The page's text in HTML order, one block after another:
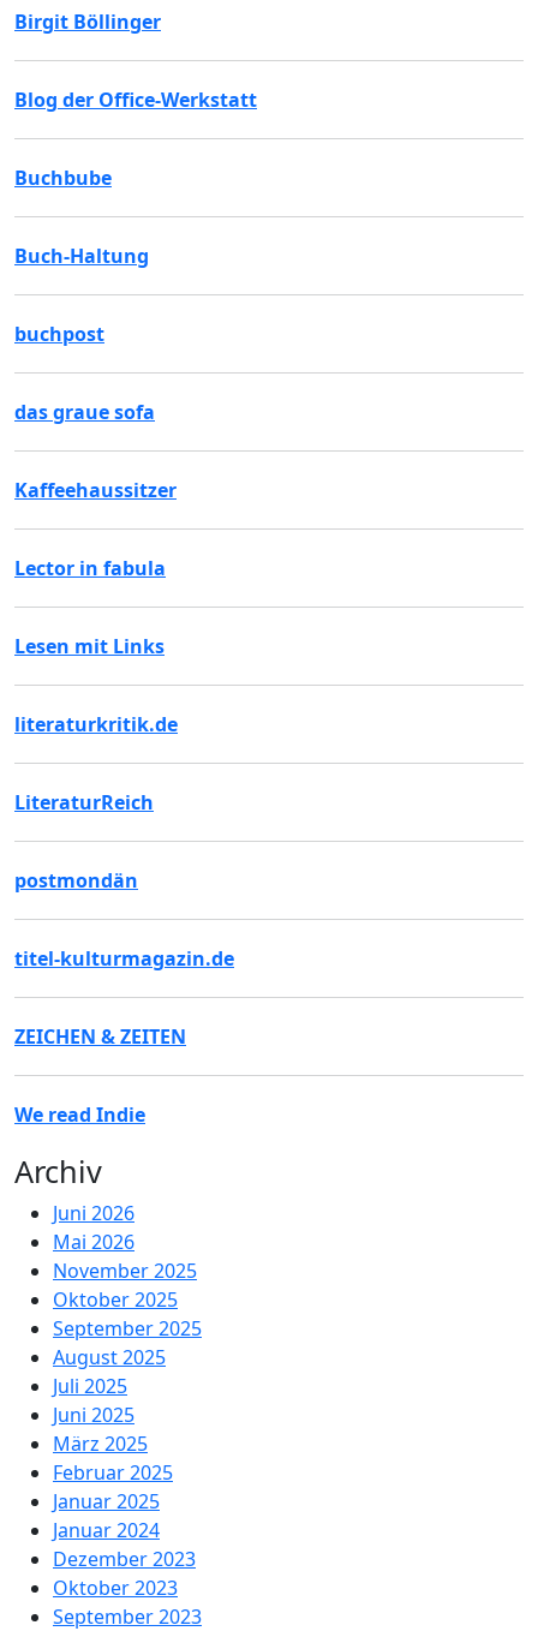
Birgit Böllinger
Blog der Office-Werkstatt
Buchbube
Buch-Haltung
buchpost
das graue sofa
Kaffeehaussitzer
Lector in fabula
Lesen mit Links
literaturkritik.de
LiteraturReich
postmondän
titel-kulturmagazin.de
ZEICHEN & ZEITEN
We read Indie
Archiv
Juni 2026
Mai 2026
November 2025
Oktober 2025
September 2025
August 2025
Juli 2025
Juni 2025
März 2025
Februar 2025
Januar 2025
Januar 2024
Dezember 2023
Oktober 2023
September 2023